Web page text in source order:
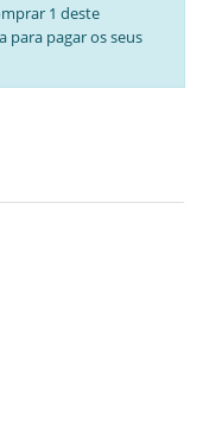
1 deste
para pagar os seus